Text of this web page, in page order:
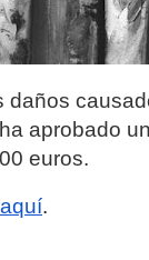
daños
aprobado
euros.
aquí.